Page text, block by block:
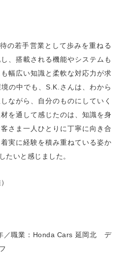
の若手営業として歩みを重ねる
、搭載される機能やシステムも
幅広い知識と柔軟な対応力が求
の中でも、S .K. さんは、わから
ながら、自分のものにしていく
を通して感じたのは、知識を身
さま一人ひとりに丁寧に向き合
実に経験を積み重ねている姿か
たいと感じました。
／職業：Honda Cars 延岡北 デ